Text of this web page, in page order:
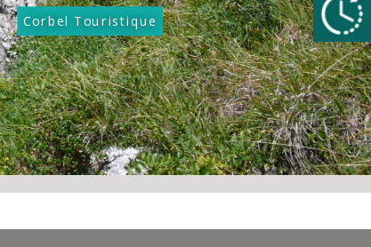
Corbel Touristique